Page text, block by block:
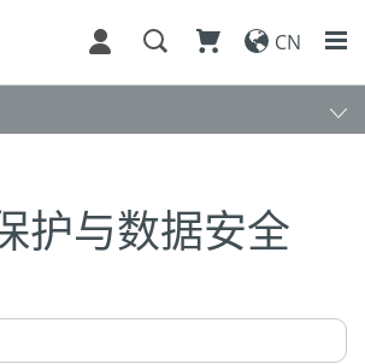
CN
护与数据安全